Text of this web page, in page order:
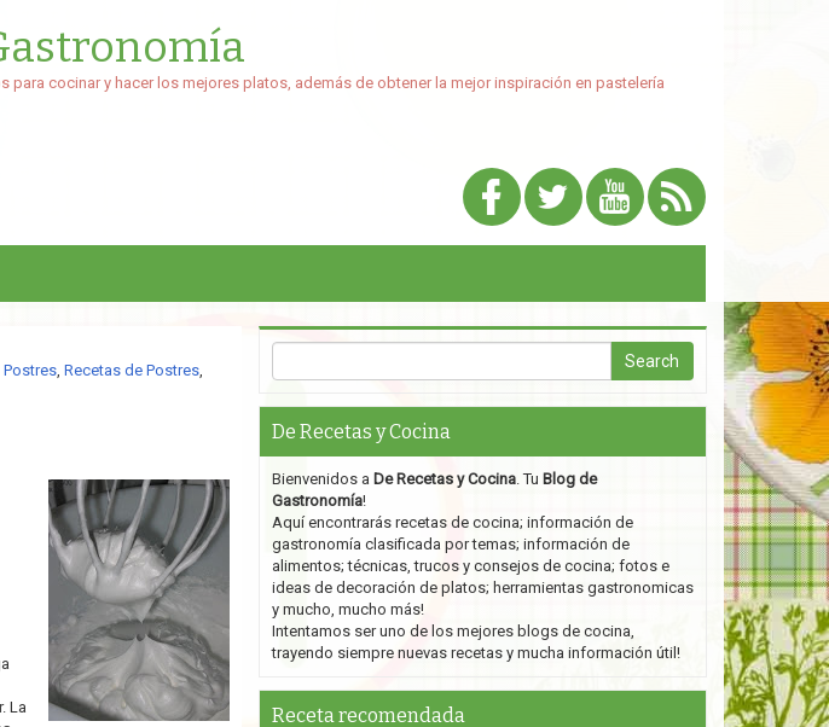
cocinar y hacer los mejores platos, además de obtener la mejor inspiración en pastelería
Postres, Recetas de Postres,
La
De Recetas y Cocina
Bienvenidos a De Recetas y Cocina. Tu Blog de
Gastronomía!
Aquí encontrarás recetas de cocina; información de
gastronomía clasificada por temas; información de
alimentos; técnicas, trucos y consejos de cocina; fotos e
ideas de decoración de platos; herramientas gastronomicas
y mucho, mucho más!
Intentamos ser uno de los mejores blogs de cocina,
trayendo siempre nuevas recetas y mucha información útil!
Receta recomendada